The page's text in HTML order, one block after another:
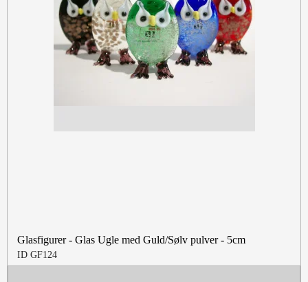
Glasfigurer - Glas Ugle med Guld/Sølv pulver - 5cm
ID GF124